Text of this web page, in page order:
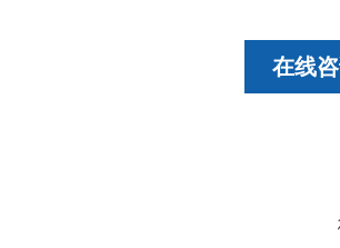
在线